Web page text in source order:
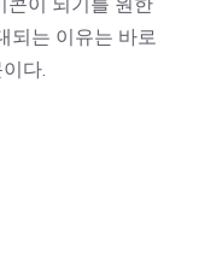
되는 이유는 바로
다.